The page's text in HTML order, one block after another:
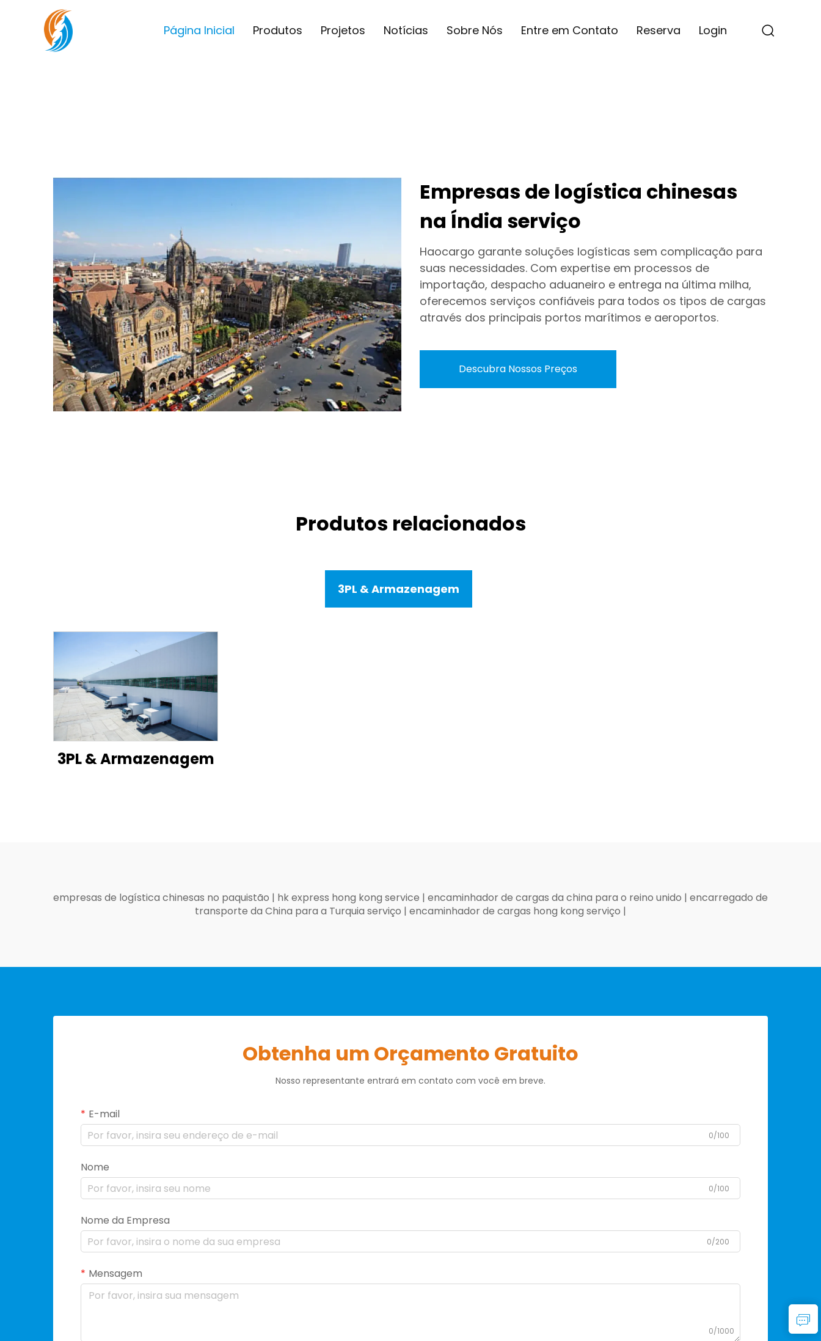
Página Inicial Produtos Projetos Notícias Sobre Nós Entre em Contato Reserva Login
Empresas de logística chinesas
na Índia serviço
Haocargo garante soluções logísticas sem complicação para
suas necessidades. Com expertise em processos de
importação, despacho aduaneiro e entrega na última milha,
oferecemos serviços confiáveis para todos os tipos de cargas
através dos principais portos marítimos e aeroportos.
Descubra Nossos Preços
Produtos relacionados
3PL & Armazenagem
3PL & Armazenagem
empresas de logística chinesas no paquistão | hk express hong kong service | encaminhador de cargas da china para o reino unido | encarregado de
transporte da China para a Turquia serviço | encaminhador de cargas hong kong serviço |
Obtenha um Orçamento Gratuito
Nosso representante entrará em contato com você em breve.
E-mail
0/100
Nome
0/100
Nome da Empresa
0/200
Mensagem
0/1000